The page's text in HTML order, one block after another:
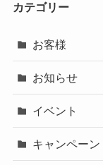
カテゴリー
お客様
お知らせ
イベント
キャンペーン